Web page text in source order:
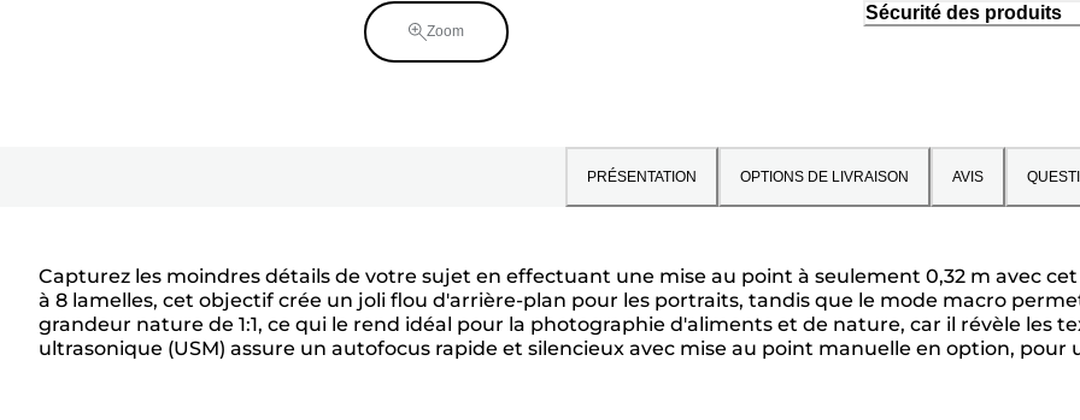
Zoom
Sécurité des produits
PRÉSENTATION OPTIONS DE LIVRAISON AVIS
Capturez les moindres détails de votre sujet en effectuant une mise au point à seulement 0,32 m avec
à 8 lamelles, cet objectif crée un joli flou d'arrière-plan pour les portraits, tandis que le mode macro
grandeur nature de 1:1, ce qui le rend idéal pour la photographie d'aliments et de nature, car il révèle les
ultrasonique (USM) assure un autofocus rapide et silencieux avec mise au point manuelle en option,